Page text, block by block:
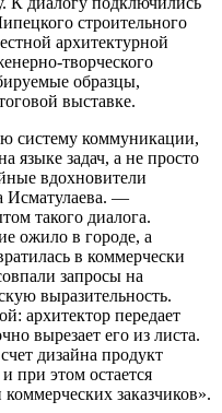
строительного
архитектурной
творческого
образцы,
выставке.
систему коммуникации,
языке задач, а не просто
вдохновители
Исматулаева. —
такого диалога.
ожило в городе, а
в коммерчески
запросы на
выразительность.
архитектор передает
вырезает его из листа.
дизайна продукт
при этом остается
заказчиков».